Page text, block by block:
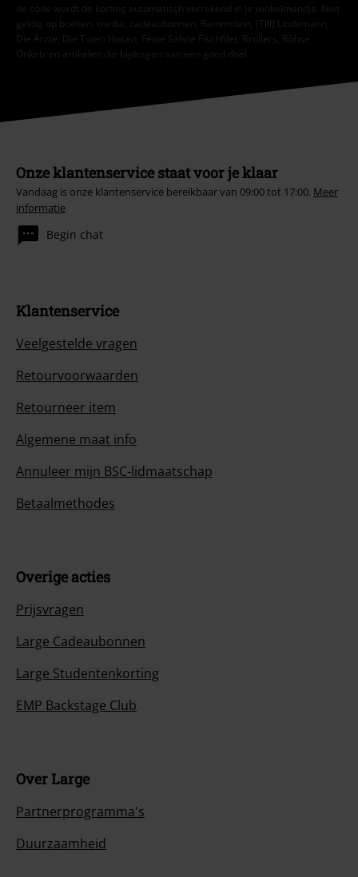
de code wordt de korting automatisch verrekend in je winkelmandje. Niet
geldig op boeken, media, cadeaubonnen, Rammstein, (Till) Lindemann,
Die Ärzte, Die Toten Hosen, Feine Sahne Fischfilet, Broilers, Böhse
Onkelz en artikelen die bijdragen aan een goed doel.
Onze klantenservice staat voor je klaar
Vandaag is onze klantenservice bereikbaar van 09:00 tot 17:00. Meer
informatie
Begin chat
Klantenservice
Veelgestelde vragen
Retourvoorwaarden
Retourneer item
Algemene maat info
Annuleer mijn BSC-lidmaatschap
Betaalmethodes
Overige acties
Prijsvragen
Large Cadeaubonnen
Large Studentenkorting
EMP Backstage Club
Over Large
Partnerprogramma's
Duurzaamheid